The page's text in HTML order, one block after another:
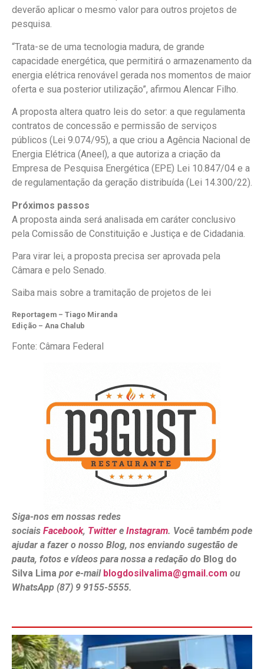
deverão aplicar o mesmo valor para outros projetos de
pesquisa.
“Trata-se de uma tecnologia madura, de grande
capacidade energética, que permitirá o armazenamento da
energia elétrica renovável gerada nos momentos de maior
oferta e sua posterior utilização”, afirmou Alencar Filho.
A proposta altera quatro leis do setor: a que regulamenta
contratos de concessão e permissão de serviços
públicos (Lei 9.074/95), a que criou a Agência Nacional de
Energia Elétrica (Aneel), a que autoriza a criação da
Empresa de Pesquisa Energética (EPE) Lei 10.847/04 e a
de regulamentação da geração distribuída (Lei 14.300/22).
Próximos passos
A proposta ainda será analisada em caráter conclusivo
pela Comissão de Constituição e Justiça e de Cidadania.
Para virar lei, a proposta precisa ser aprovada pela
Câmara e pelo Senado.
Saiba mais sobre a tramitação de projetos de lei
Reportagem – Tiago Miranda
Edição – Ana Chalub
Fonte: Câmara Federal
Siga-nos em nossas redes
sociais Facebook, Twitter e Instagram. Você também pode
ajudar a fazer o nosso Blog, nos enviando sugestão de
pauta, fotos e vídeos para nossa a redação do Blog do
Silva Lima por e-mail blogdosilvalima@gmail.com ou
WhatsApp (87) 9 9155-5555.